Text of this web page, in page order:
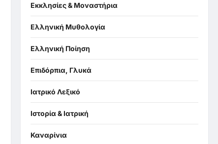
Εκκλησίες & Μοναστήρια
Ελληνική Μυθολογία
Ελληνική Ποίηση
Επιδόρπια, Γλυκά
Ιατρικό Λεξικό
Ιστορία & Ιατρική
Καναρίνια